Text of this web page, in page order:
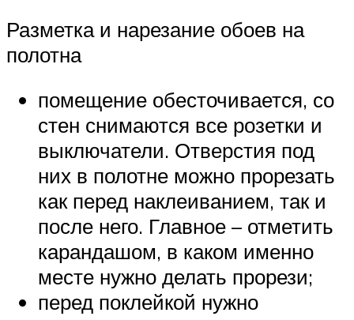
Разметка и нарезание обоев на
полотна
помещение обесточивается, со
стен снимаются все розетки и
выключатели. Отверстия под
них в полотне можно прорезать
как перед наклеиванием, так и
после него. Главное – отметить
карандашом, в каком именно
месте нужно делать прорези;
перед поклейкой нужно